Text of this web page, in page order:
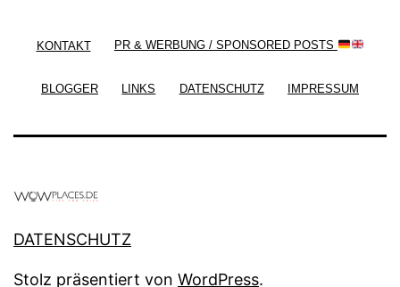
KONTAKT PR & WERBUNG / SPONSORED POSTS
BLOGGER LINKS DATENSCHUTZ IMPRESSUM
DATENSCHUTZ
Stolz präsentiert von WordPress.